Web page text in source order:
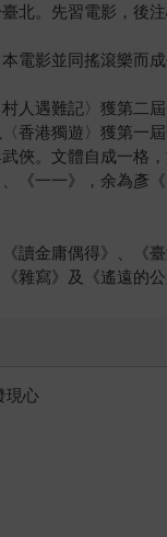
北。先習電影，後注
電影並同搖滾樂而
人遇難記〉獲第二
香港獨遊〉獲第一
俠。文體自成一格
、《一一》，余為
讀金庸偶得》、《
雜寫》及《遙遠的公
現心